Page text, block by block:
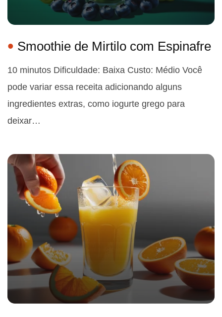
Smoothie de Mirtilo com Espinafre
10 minutos Dificuldade: Baixa Custo: Médio Você
pode variar essa receita adicionando alguns
ingredientes extras, como iogurte grego para
deixar…